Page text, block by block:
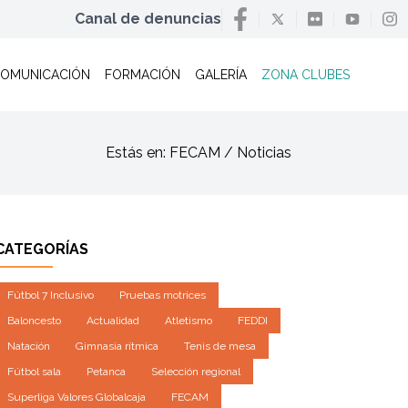
Canal de denuncias
FORMACIÓN GALERÍA ZONA CLUBES
Estás en: FECAM / Noticias
Fútbol 7 Inclusivo
Pruebas motrices
Baloncesto
Actualidad Atletismo
FEDDI
Natación
Gimnasia rítmica
Tenis de mesa
Fútbol sala
Petanca
Selección regional
Superliga Valores Globalcaja
FECAM